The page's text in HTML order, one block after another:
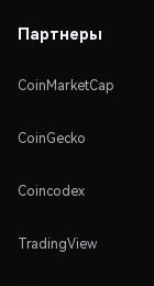
Партнеры
CoinMarketCap
CoinGecko
Coincodex
TradingView